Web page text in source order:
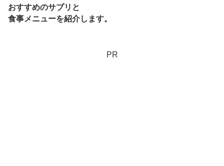
おすすめのサプリと
食事メニューを紹介します。
PR